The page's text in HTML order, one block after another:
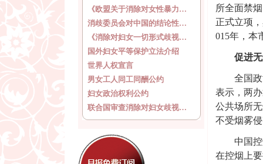
《欧盟关于消除对女性暴力…
消歧委员会对中国的结论性…
《消除对妇女一切形式歧视…
国外妇女平等保护立法介绍
世界人权宣言
男女工人同工同酬公约
妇女政治权利公约
联合国审查消除对妇女歧视…
所全面禁
正式立项
015年，本
促进
全国政协
表示，两
公共场所
不受烟雾
中国控烟
在控烟上